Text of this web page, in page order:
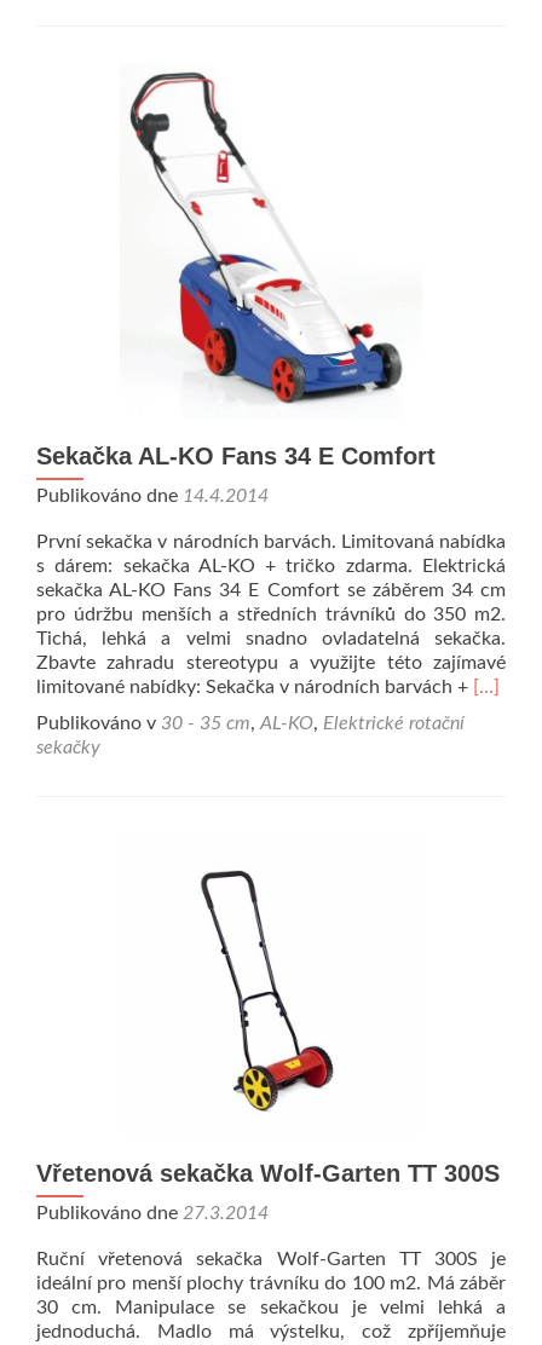
Sekačka AL-KO Fans 34 E Comfort
Publikováno dne 14.4.2014
První sekačka v národních barvách. Limitovaná nabídka
s dárem: sekačka AL-KO + tričko zdarma. Elektrická
sekačka AL-KO Fans 34 E Comfort se záběrem 34 cm
pro údržbu menších a středních trávníků do 350 m2.
Tichá, lehká a velmi snadno ovladatelná sekačka.
Zbavte zahradu stereotypu a využijte této zajímavé
limitované nabídky: Sekačka v národních barvách + Přečíst
[…]
Publikováno v 30 - 35 cm, AL-KO, Elektrické rotační
sekačky
Vřetenová sekačka Wolf-Garten TT 300S
Publikováno dne 27.3.2014
Ruční vřetenová sekačka Wolf-Garten TT 300S je
ideální pro menší plochy trávníku do 100 m2. Má záběr
30 cm. Manipulace se sekačkou je velmi lehká a
jednoduchá. Madlo má výstelku, což zpříjemňuje